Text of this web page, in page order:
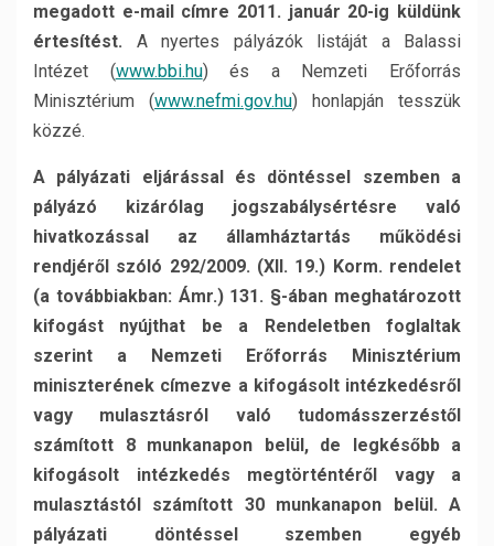
megadott e-mail címre 2011. január 20-ig küldünk
értesítést. A nyertes pályázók listáját a Balassi
Intézet (www.bbi.hu) és a Nemzeti Erőforrás
Minisztérium (www.nefmi.gov.hu) honlapján tesszük
közzé.
A pályázati eljárással és döntéssel szemben a
pályázó kizárólag jogszabálysértésre való
hivatkozással az államháztartás működési
rendjéről szóló 292/2009. (XII. 19.) Korm. rendelet
(a továbbiakban: Ámr.) 131. §-ában meghatározott
kifogást nyújthat be a Rendeletben foglaltak
szerint a Nemzeti Erőforrás Minisztérium
miniszterének címezve a kifogásolt intézkedésről
vagy mulasztásról való tudomásszerzéstől
számított 8 munkanapon belül, de legkésőbb a
kifogásolt intézkedés megtörténtéről vagy a
mulasztástól számított 30 munkanapon belül. A
pályázati döntéssel szemben egyéb